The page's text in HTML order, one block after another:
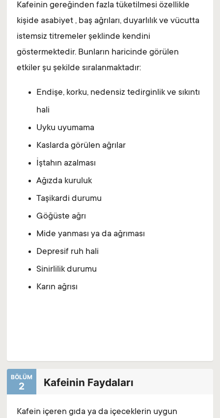
Kafeinin gereğinden fazla tüketilmesi özellikle
kişide asabiyet , baş ağrıları, duyarlılık ve vücutta
istemsiz titremeler şeklinde kendini
göstermektedir. Bunların haricinde görülen
etkiler şu şekilde sıralanmaktadır:
Endişe, korku, nedensiz tedirginlik ve sıkıntı
hali
Uyku uyumama
Kaslarda görülen ağrılar
İştahın azalması
Ağızda kuruluk
Taşikardi durumu
Göğüste ağrı
Mide yanması ya da ağrıması
Depresif ruh hali
Sinirlilik durumu
Karın ağrısı
BÖLÜM
2 Kafeinin Faydaları
Kafein içeren gıda ya da içeceklerin uygun